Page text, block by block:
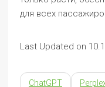
для всех
Last Updated on
ChatGPT